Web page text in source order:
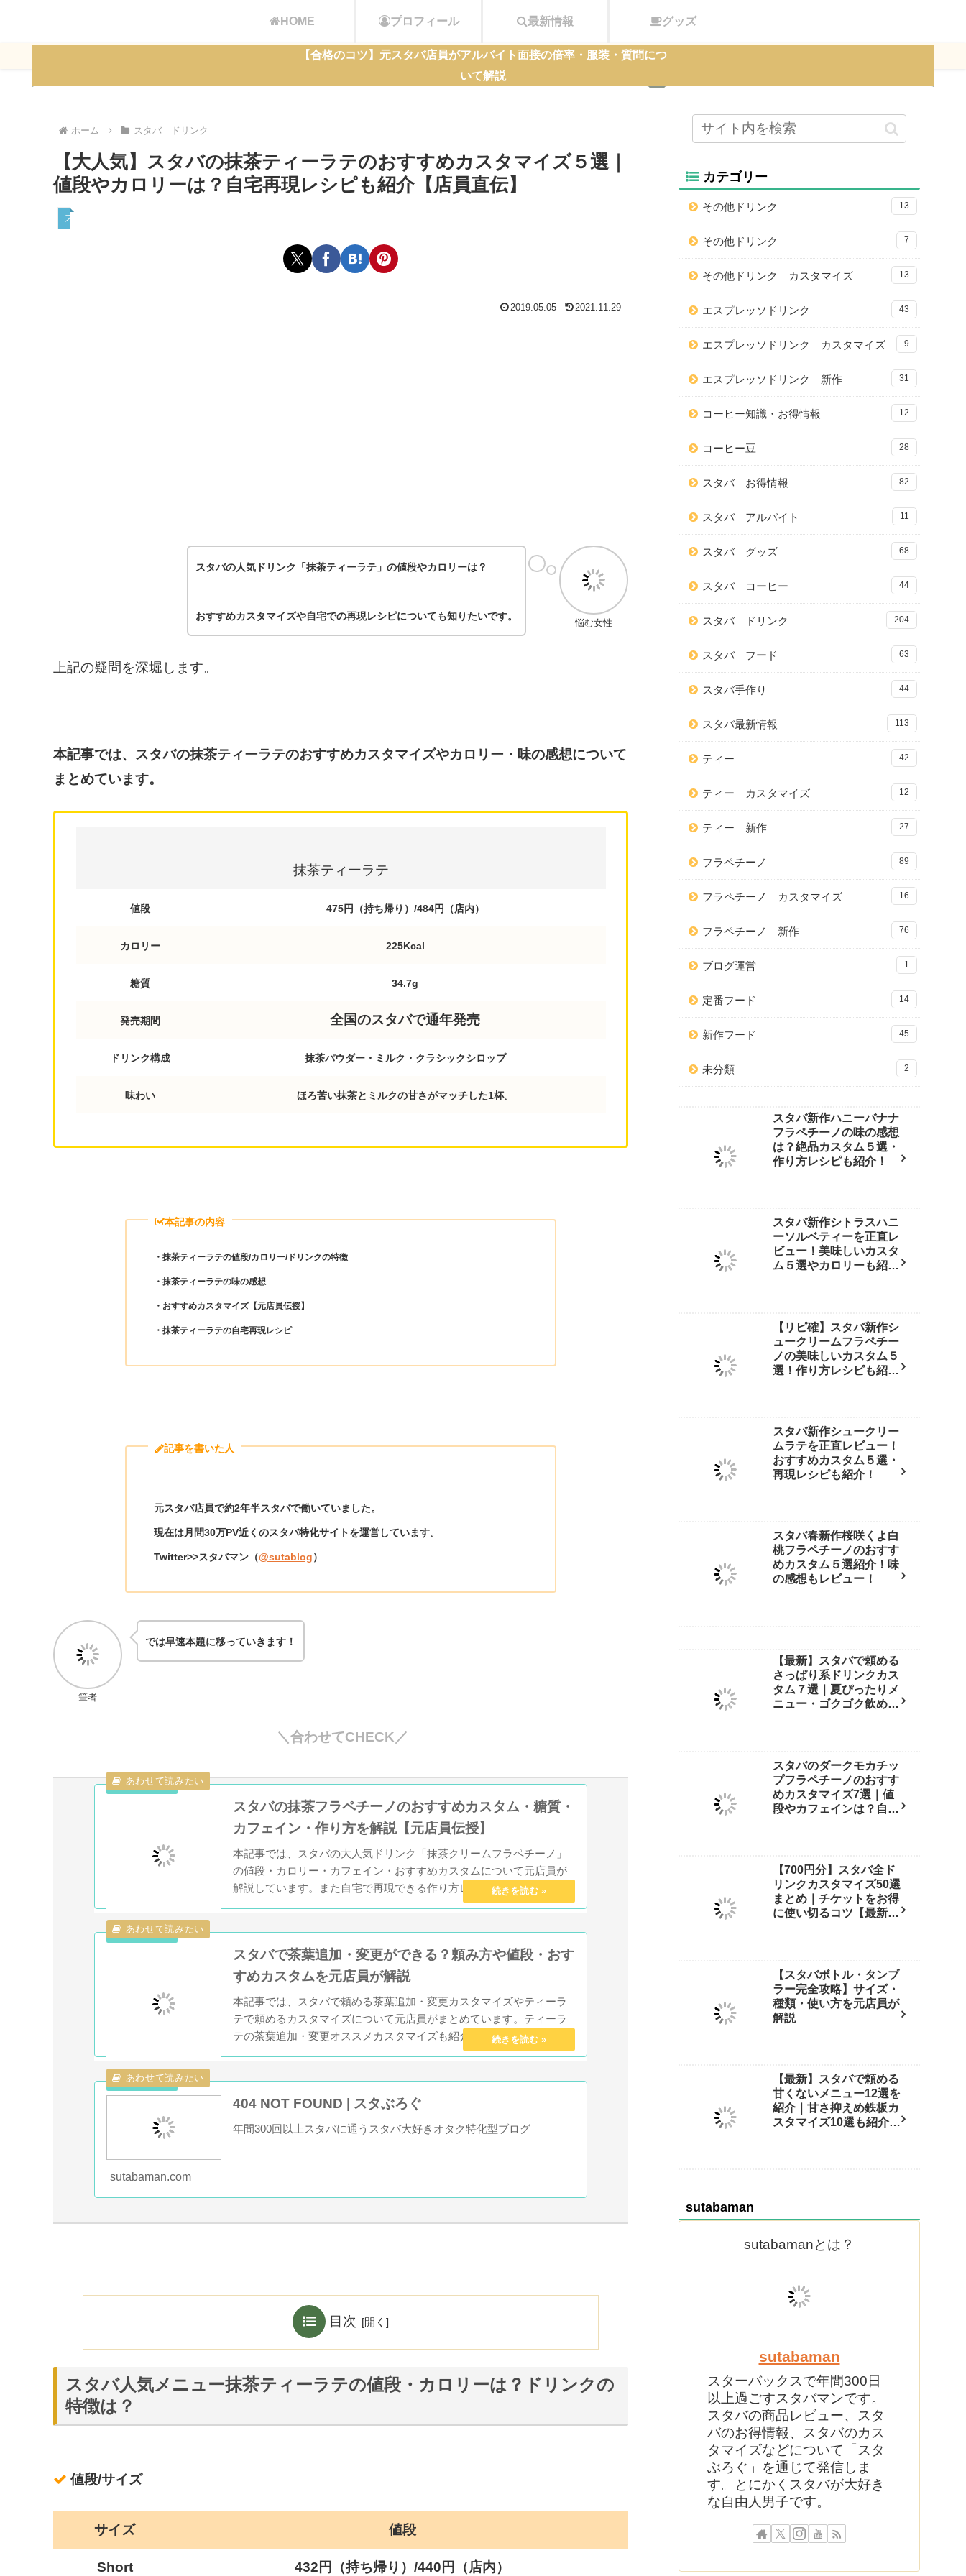
HOME プロフィール 最新情報 グッズ
【合格のコツ】元スタバ店員がアルバイト面接の倍率・服装・質問につ
いて解説
ホーム スタバ ドリンク
【大人気】スタバの抹茶ティーラテのおすすめカスタマイズ５選｜
値段やカロリーは？自宅再現レシピも紹介【店員直伝】
スタバ ドリンク
2019.05.05 2021.11.29
悩む女性
スタバの人気ドリンク「抹茶ティーラテ」の値段やカロリーは？
おすすめカスタマイズや自宅での再現レシピについても知りたいです。
上記の疑問を深堀します。
本記事では、スタバの抹茶ティーラテのおすすめカスタマイズやカロリー・味の感想について
まとめています。
抹茶ティーラテ
値段 475円（持ち帰り）/484円（店内）
カロリー 225Kcal
糖質 34.7g
発売期間 全国のスタバで通年発売
ドリンク構成 抹茶パウダー・ミルク・クラシックシロップ
味わい ほろ苦い抹茶とミルクの甘さがマッチした1杯。
本記事の内容
・抹茶ティーラテの値段/カロリー/ドリンクの特徴
・抹茶ティーラテの味の感想
・おすすめカスタマイズ【元店員伝授】
・抹茶ティーラテの自宅再現レシピ
記事を書いた人
元スタバ店員で約2年半スタバで働いていました。
現在は月間30万PV近くのスタバ特化サイトを運営しています。
Twitter>>スタバマン（@sutablog）
筆者
では早速本題に移っていきます！
＼合わせてCHECK／
スタバの抹茶フラペチーノのおすすめカスタム・糖質・
カフェイン・作り方を解説【元店員伝授】
本記事では、スタバの大人気ドリンク「抹茶クリームフラペチーノ」
の値段・カロリー・カフェイン・おすすめカスタムについて元店員が
解説しています。また自宅で再現できる作り方レシピについても紹介
しています。スタバの抹茶が好きな人はぜひチェックしてみてくださ
スタバで茶葉追加・変更ができる？頼み方や値段・おす
すめカスタムを元店員が解説
本記事では、スタバで頼める茶葉追加・変更カスタマイズやティーラ
テで頼めるカスタマイズについて元店員がまとめています。ティーラ
テの茶葉追加・変更オススメカスタマイズも紹介してるので紅茶好き
404 NOT FOUND | スタぶろぐ
年間300回以上スタバに通うスタバ大好きオタク特化型ブログ
sutabaman.com
目次
スタバ人気メニュー抹茶ティーラテの値段・カロリーは？ドリンクの
特徴は？
値段/サイズ
サイズ 値段
Short 432円（持ち帰り）/440円（店内）
カテゴリー
その他ドリンク 13
その他ドリンク 7
その他ドリンク カスタマイズ 13
エスプレッソドリンク 43
エスプレッソドリンク カスタマイズ 9
エスプレッソドリンク 新作 31
コーヒー知識・お得情報 12
コーヒー豆 28
スタバ お得情報 82
スタバ アルバイト 11
スタバ グッズ 68
スタバ コーヒー 44
スタバ ドリンク 204
スタバ フード 63
スタバ手作り 44
スタバ最新情報 113
ティー 42
ティー カスタマイズ 12
ティー 新作 27
フラペチーノ 89
フラペチーノ カスタマイズ 16
フラペチーノ 新作 76
ブログ運営 1
定番フード 14
新作フード 45
未分類 2
スタバ新作ハニーバナナ
フラペチーノの味の感想
は？絶品カスタム５選・
作り方レシピも紹介！
スタバ新作シトラスハニ
ーソルベティーを正直レ
ビュー！美味しいカスタ
ム５選やカロリーも紹
【リピ確】スタバ新作シ
ュークリームフラペチー
ノの美味しいカスタム５
選！作り方レシピも紹
スタバ新作シュークリー
ムラテを正直レビュー！
おすすめカスタム５選・
再現レシピも紹介！
スタバ春新作桜咲くよ白
桃フラペチーノのおすす
めカスタム５選紹介！味
の感想もレビュー！
【最新】スタバで頼める
さっぱり系ドリンクカス
タム７選｜夏ぴったりメ
ニュー・ゴクゴク飲める
スタバのダークモカチッ
プフラペチーノのおすす
めカスタマイズ7選｜値
段やカフェインは？自宅
【700円分】スタバ全ド
リンクカスタマイズ50選
まとめ｜チケットをお得
に使い切るコツ【最新
【スタバボトル・タンブ
ラー完全攻略】サイズ・
種類・使い方を元店員が
解説
【最新】スタバで頼める
甘くないメニュー12選を
紹介｜甘さ抑えめ鉄板カ
スタマイズ10選も紹介
sutabaman
sutabamanとは？
sutabaman
スターバックスで年間300日
以上過ごすスタバマンです。
スタバの商品レビュー、スタ
バのお得情報、スタバのカス
タマイズなどについて「スタ
ぶろぐ」を通じて発信しま
す。とにかくスタバが大好き
な自由人男子です。